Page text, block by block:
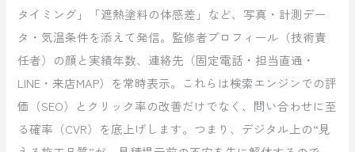
タイミング」「遮熱塗料の体感差」など、写真・計測デー
タ・気温条件を添えて発信。監修者プロフィール（技術責
任者）の顔と実績年数、連絡先（固定電話・担当直通・
LINE・来店MAP）を常時表示。これらは検索エンジンでの評
価（SEO）とクリック率の改善だけでなく、問い合わせに至
る確率（CVR）を底上げします。つまり、デジタル上の“見